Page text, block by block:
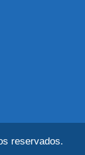
reservados.